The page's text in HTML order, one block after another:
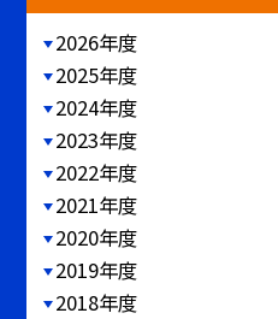
2026年度
2025年度
2024年度
2023年度
2022年度
2021年度
2020年度
2019年度
2018年度